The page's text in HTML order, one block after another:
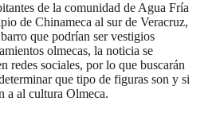
de la comunidad de Agua Fría
de Chinameca al sur de Veracruz,
que podrían ser vestigios
olmecas, la noticia se
redes sociales, por lo que buscarán
que tipo de figuras son y si
a al cultura Olmeca.